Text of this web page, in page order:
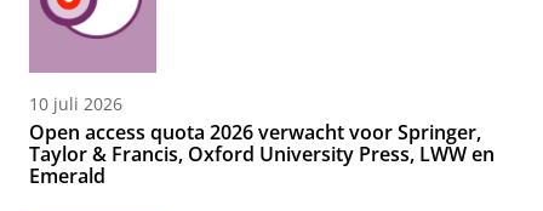
10 juli 2026
Open access quota 2026 verwacht voor Springer,
Taylor & Francis, Oxford University Press, LWW en
Emerald